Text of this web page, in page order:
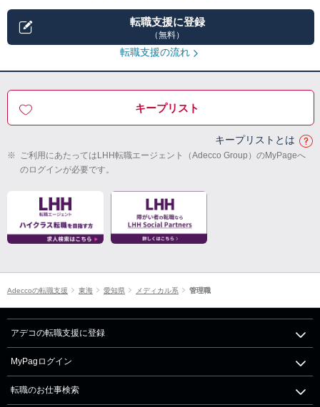
転職支援に登録
（無料）
転職支援の流れ
キープリスト
キープリストとは
※ ご利用にあたってはLHH転職エージェント（Adecco Group）のMyPageへ
のログインが必要です。
Adeccoの転職支援 東海 愛知県 メディカル系 管理職
アデコの転職支援に登録
MyPagログイン
転職のお仕事検索